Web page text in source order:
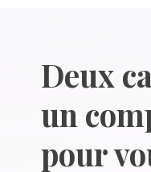
Deux
un
pour